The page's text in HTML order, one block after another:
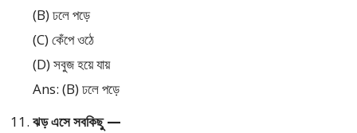
(B) ঢলে পড়ে
(C) কেঁপে ওঠে
(D) সবুজ হয়ে যায়
Ans: (B) ঢলে পড়ে
ঝড় এসে সবকিছু —